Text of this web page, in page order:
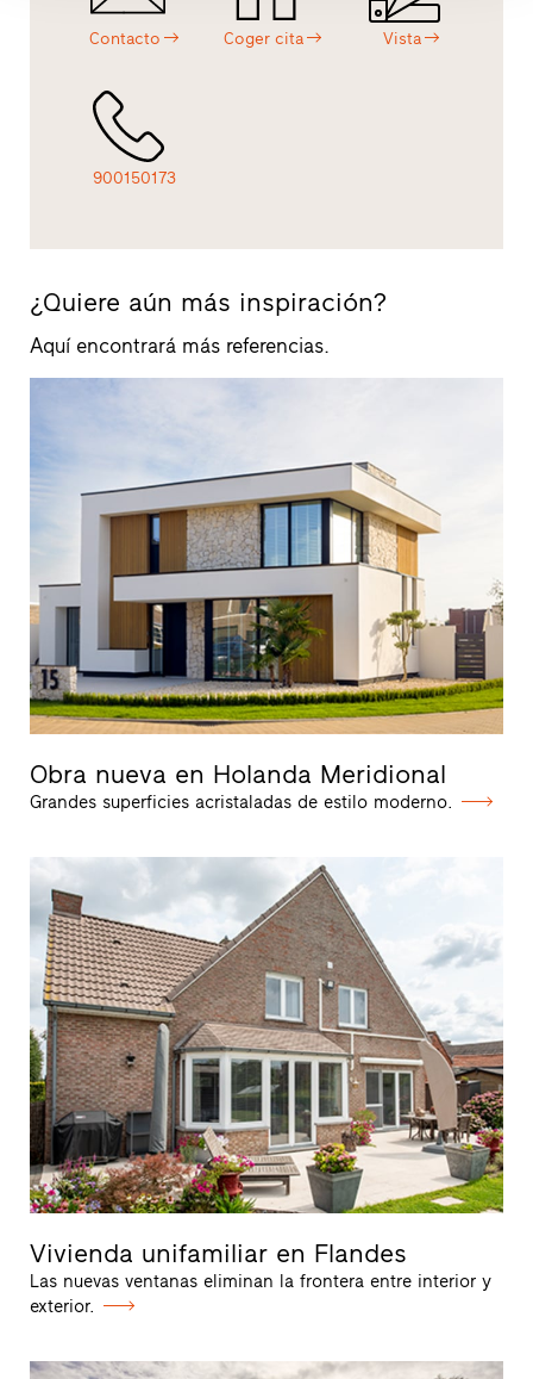
Contacto
900150173
Coger cita Vista
¿Quiere aún más inspiración?
Aquí encontrará más referencias.
Obra nueva en Holanda Meridional
Grandes superficies acristaladas de estilo moderno.
Vivienda unifamiliar en Flandes
Las nuevas ventanas eliminan la frontera entre interior y
exterior.